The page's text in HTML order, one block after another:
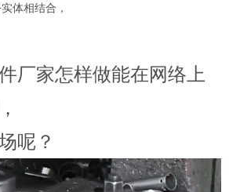
体相结合，
厂家怎样做能在网络上
呢？